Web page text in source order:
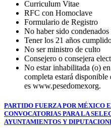
Curriculum Vitae
RFC con Homoclave
Formulario de Registro
No haber sido
Tener los 21 años
No ser ministro de culto
Consejero o consejera
No estar inhabilitada (o)
completa estará
es www.pesedomexorg.
Navegación
de
PARTIDO FUERZA POR MÉXICO
CONVOCATORIAS PARA LA
AYUNTAMIENTOS Y